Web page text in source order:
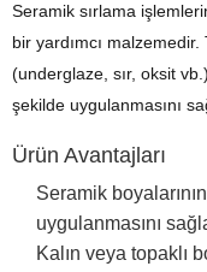
Seramik sırlama
bir yardımcı
(underglaze, sır, oksit
şekilde uygulanmasını
Ürün Avantajları
Seramik
uygulanmasını
Kalın veya topaklı